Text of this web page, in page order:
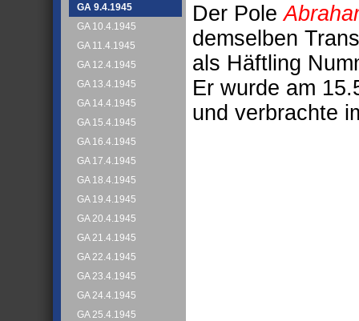
GA 9.4.1945
GA 10.4.1945
GA 11.4.1945
GA 12.4.1945
GA 13.4.1945
GA 14.4.1945
GA 15.4.1945
GA 16.4.1945
GA 17.4.1945
GA 18.4.1945
GA 19.4.1945
GA 20.4.1945
GA 21.4.1945
GA 22.4.1945
GA 23.4.1945
GA 24.4.1945
GA 25.4.1945
Der Pole
demselben
als Häftling
Er wurde am
und verbrachte